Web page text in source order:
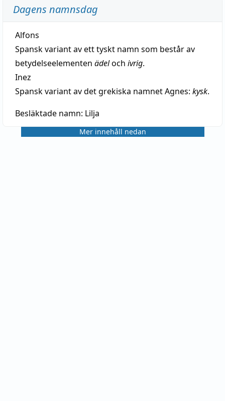
Dagens namnsdag
Alfons
Spansk variant av ett tyskt namn som består av
betydelseelementen ädeloch ivrig.
Inez
Spansk variant av det grekiska namnet Agnes: kysk.
Besläktade namn: Lilja
Mer innehåll nedan